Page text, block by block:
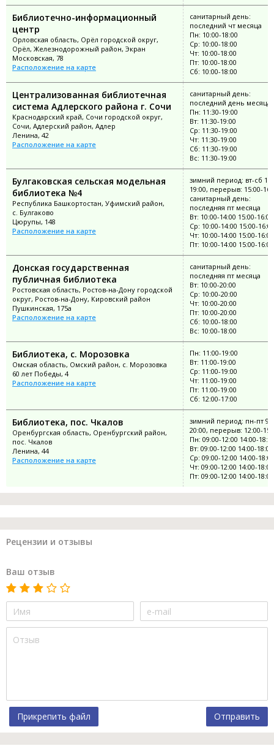
Библиотечно-информационный
центр
Орловская область, Орёл городской округ,
Орёл, Железнодорожный район, Экран
Московская, 78
Расположение на карте
санитарный день:
последний чт месяца
Пн: 10:00-18:00
Ср: 10:00-18:00
Чт: 10:00-18:00
Пт: 10:00-18:00
Сб: 10:00-18:00
Централизованная библиотечная
система Адлерского района г. Сочи
Краснодарский край, Сочи городской округ,
Сочи, Адлерский район, Адлер
Ленина, 42
Расположение на карте
санитарный день:
последний день месяца
Пн: 11:30-19:00
Вт: 11:30-19:00
Ср: 11:30-19:00
Чт: 11:30-19:00
Сб: 11:30-19:00
Вс: 11:30-19:00
Булгаковская сельская модельная
библиотека №4
Республика Башкортостан, Уфимский район,
с. Булгаково
Цюрупы, 148
Расположение на карте
зимний период: вт-сб
19:00, перерыв: 15:00-
санитарный день:
последняя пт месяца
Вт: 10:00-14:00 15:00-16:00
Ср: 10:00-14:00 15:00-16:00
Чт: 10:00-14:00 15:00-16:00
Пт: 10:00-14:00 15:00-16:00
Донская государственная
публичная библиотека
Ростовская область, Ростов-на-Дону городской
округ, Ростов-на-Дону, Кировский район
Пушкинская, 175а
Расположение на карте
санитарный день:
последняя пт месяца
Вт: 10:00-20:00
Ср: 10:00-20:00
Чт: 10:00-20:00
Пт: 10:00-20:00
Сб: 10:00-18:00
Вс: 10:00-18:00
Библиотека, с. Морозовка
Омская область, Омский район, с. Морозовка
60 лет Победы, 4
Расположение на карте
Пн: 11:00-19:00
Вт: 11:00-19:00
Ср: 11:00-19:00
Чт: 11:00-19:00
Пт: 11:00-19:00
Сб: 12:00-17:00
Библиотека, пос. Чкалов
Оренбургская область, Оренбургский район,
пос. Чкалов
Ленина, 44
Расположение на карте
зимний период: пн-пт
20:00, перерыв: 12:00-
Пн: 09:00-12:00 14:00-
Вт: 09:00-12:00 14:00-18:00
Ср: 09:00-12:00 14:00-18:00
Чт: 09:00-12:00 14:00-18:00
Пт: 09:00-12:00 14:00-18:00
Рецензии и отзывы
Ваш отзыв
Прикрепить файл Отправить